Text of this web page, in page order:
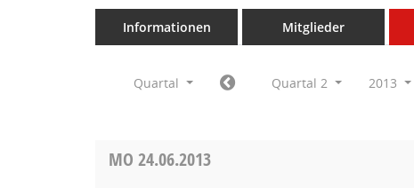
Informationen Mitglieder
Quartal Quartal 2 2013
MO24.06.2013